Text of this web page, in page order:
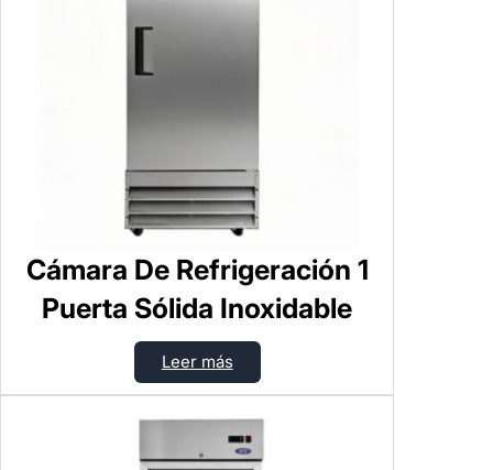
Cámara De Refrigeración 1
Puerta Sólida Inoxidable
Leer más